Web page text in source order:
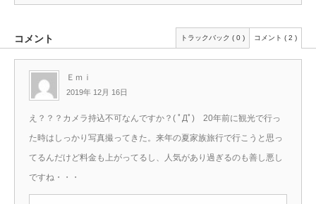
コメント トラックバック ( 0 ) コメント ( 2 )
Ｅｍｉ
2019年 12月 16日
え？？？カメラ持込不可なんですか？( ﾟДﾟ) 20年前に観光で行っ
た時はしっかり写真撮ってきた。来年の夏家族旅行で行こうと思っ
てるんだけど料金も上がってるし、人気があり過ぎるのも善し悪し
ですね・・・